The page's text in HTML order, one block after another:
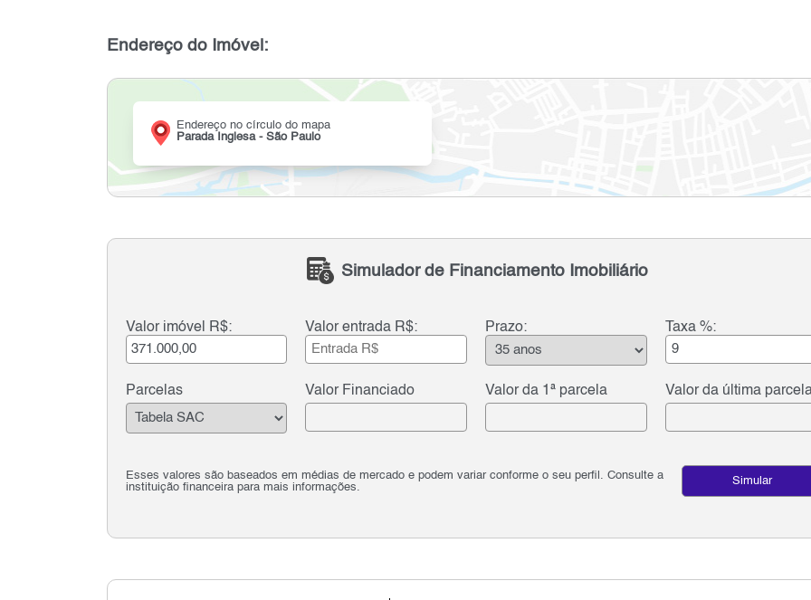
Endereço do Imóvel:
Endereço no círculo do mapa
Parada Inglesa - São Paulo
Simulador de Financiamento Imobiliário
Valor imóvel R$: Valor entrada R$: Prazo: Taxa %:
Parcelas Valor Financiado Valor da 1ª parcela Valor da última
Esses valores são baseados em médias de mercado e podem variar conforme o seu perfil. Consulte a
instituição financeira para mais informações.
Simular